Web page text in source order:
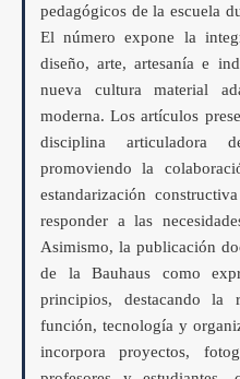
pedagógicos de la escuela
El número expone la
diseño, arte, artesanía e
nueva cultura material
moderna. Los artículos
disciplina articuladora
promoviendo la
estandarización
responder a las
Asimismo, la publicación
de la Bauhaus como
principios, destacando la
función, tecnología y
incorpora proyectos,